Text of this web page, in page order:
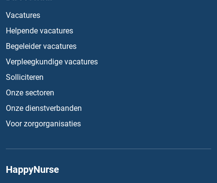
Vacatures
Helpende vacatures
Begeleider vacatures
Verpleegkundige vacatures
Solliciteren
Onze sectoren
Onze dienstverbanden
Voor zorgorganisaties
HappyNurse